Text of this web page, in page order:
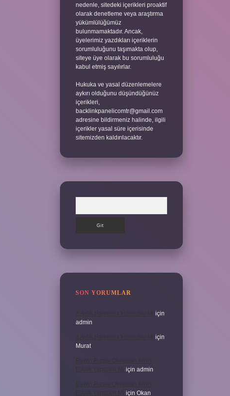
nedenle, sitedeki içerikleri proaktif
olarak denetleme veya araştırma
yükümlülüğümüz
bulunmamaktadır. Ancak,
üyelerimiz yazdıkları içeriklerin
sorumluluğunu taşımakta olup,
siteye üye olarak bu sorumluluğu
kabul etmiş sayılırlar.
Hukuka ve yasal düzenlemelere
aykırı olduğunu düşündüğünüz
içerikleri,
backlinkpanelicomtr@gmail.com
adresine bildirmeniz halinde, ilgili
içerikler yasal süre içerisinde
sitemizden kaldırılacaktır.
SON YORUMLAR
3 Aylık Hamilelik Hissedilir Mi
için
admin
3 Aylık Hamilelik Hissedilir Mi için
Murat
Eşinin Rızası Olmadan Ikinci
Evlilik Yapabilir Mi için admin
Eşinin Rızası Olmadan Ikinci
Evlilik Yapabilir Mi için Okan